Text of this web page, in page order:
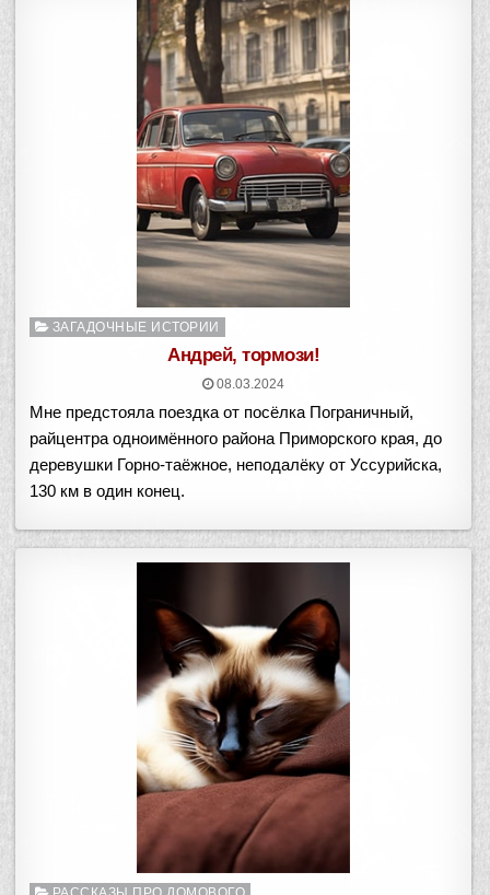
Опубликовано
ЗАГАДОЧНЫЕ ИСТОРИИ
Андрей, тормози!
08.03.2024
Мне предстояла поездка от посёлка Пограничный,
райцентра одноимённого района Приморского края, до
деревушки Горно-таёжное, неподалёку от Уссурийска,
130 км в один конец.
Опубликовано